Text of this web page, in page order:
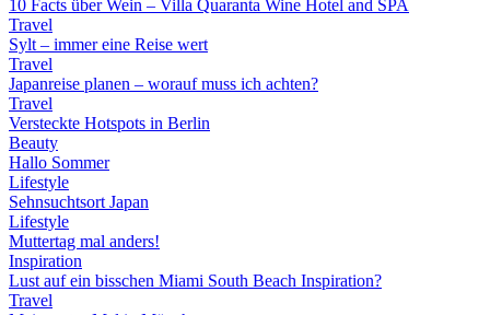
10 Facts über Wein – Villa Quaranta Wine Hotel and SPA
Travel
Sylt – immer eine Reise wert
Travel
Japanreise planen – worauf muss ich achten?
Travel
Versteckte Hotspots in Berlin
Beauty
Hallo Sommer
Lifestyle
Sehnsuchtsort Japan
Lifestyle
Muttertag mal anders!
Inspiration
Lust auf ein bisschen Miami South Beach Inspiration?
Travel